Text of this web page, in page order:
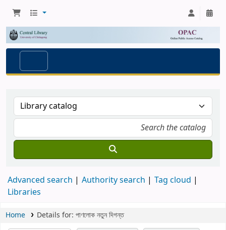
Advanced search Authority search
Tag cloud
Libraries
Home Details for: পাণলোকনতুন দিগন্ত